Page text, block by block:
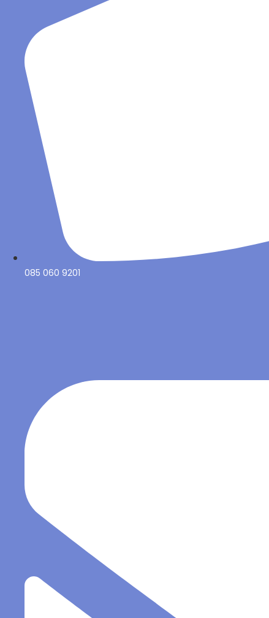
085 060 9201